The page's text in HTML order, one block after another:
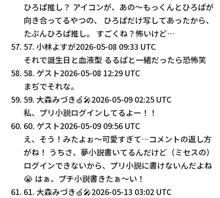
ひろぱ推し？ アイコンが、あの〜もっくんとひろぱが
向き合ってるやつの、 ひろぱだけ写してあったから、
たぶんひろぱ推し。 すごくね？怖いけど…
57. 小林よすが2026-05-08 09:33 UTC
それで誕生日と血液型 るるぱと一緒だったら恐怖笑
58. ゲスト2026-05-08 12:29 UTC
まぢでそれな。
59. 大森みづき🍏🎤2026-05-09 02:25 UTC
私、プリ小説ログインしてるよー！！
60. ゲスト2026-05-09 09:56 UTC
え、そう！みたよぉ〜可愛すぎて…コメントの返し方
がね！ うちさ、夢小説書いてるんだけど（ミセスの）
ログインできないから、プリ小説に書けないんだよね
😭 はぁ、プチ小説書きたぁ〜い！
61. 大森みづき🍏🎤2026-05-13 03:02 UTC